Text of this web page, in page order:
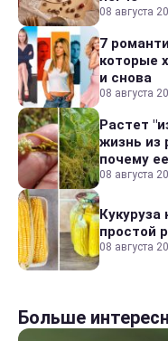
08 августа
7
которые
и снова
08 августа
Растет
жизнь из
почему
08 августа
Кукуруза
простой
08 августа
Больше